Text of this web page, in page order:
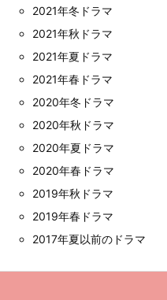
2021年冬ドラマ
2021年秋ドラマ
2021年夏ドラマ
2021年春ドラマ
2020年冬ドラマ
2020年秋ドラマ
2020年夏ドラマ
2020年春ドラマ
2019年秋ドラマ
2019年春ドラマ
2017年夏以前のドラマ